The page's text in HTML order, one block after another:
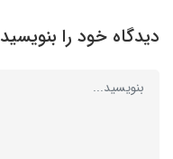
دیدگاه خود را بنویسید